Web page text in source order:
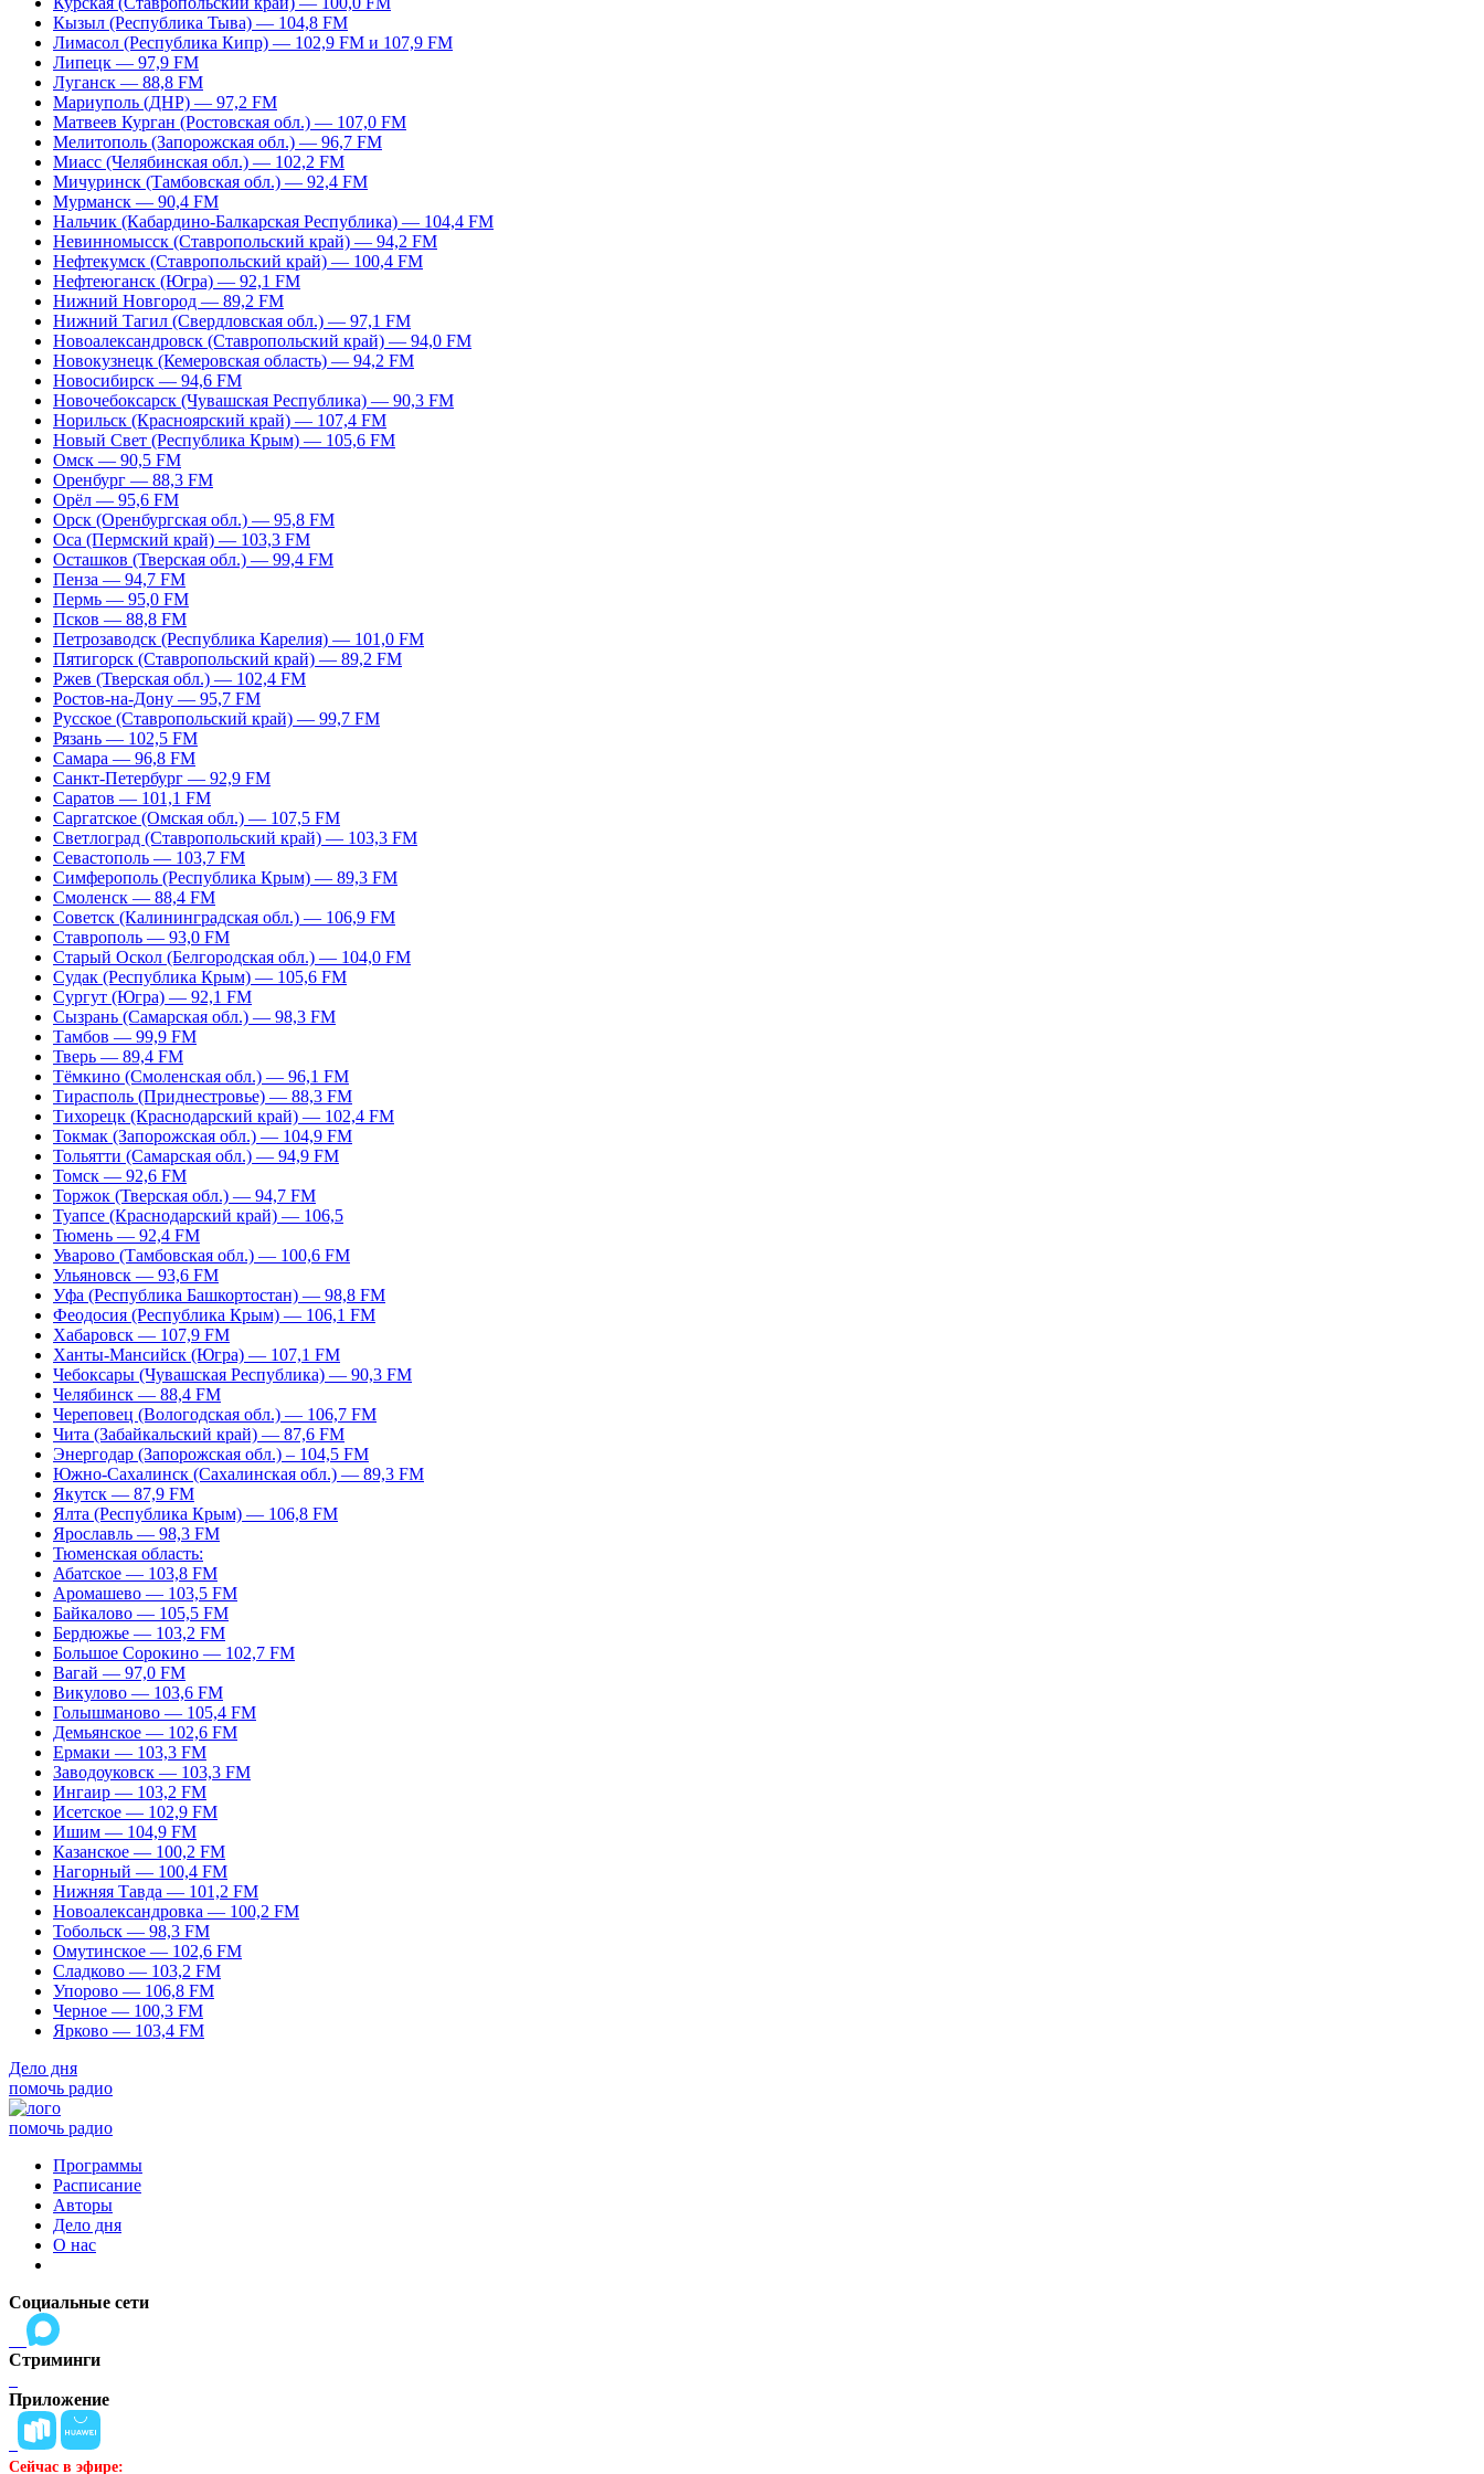
Кызыл (Республика Тыва) — 104,8 FM
Лимасол (Республика Кипр) — 102,9 FM и 107,9 FM
Липецк — 97,9 FM
Луганск — 88,8 FM
Мариуполь (ДНР) — 97,2 FM
Матвеев Курган (Ростовская обл.) — 107,0 FM
Мелитополь (Запорожская обл.) — 96,7 FM
Миасс (Челябинская обл.) — 102,2 FM
Мичуринск (Тамбовская обл.) — 92,4 FM
Мурманск — 90,4 FM
Нальчик (Кабардино-Балкарская Республика) — 104,4 FM
Невинномысск (Ставропольский край) — 94,2 FM
Нефтекумск (Ставропольский край) — 100,4 FM
Нефтеюганск (Югра) — 92,1 FM
Нижний Новгород — 89,2 FM
Нижний Тагил (Свердловская обл.) — 97,1 FM
Новоалександровск (Ставропольский край) — 94,0 FM
Новокузнецк (Кемеровская область) — 94,2 FM
Новосибирск — 94,6 FM
Новочебоксарск (Чувашская Республика) — 90,3 FM
Норильск (Красноярский край) — 107,4 FM
Новый Свет (Республика Крым) — 105,6 FM
Омск — 90,5 FM
Оренбург — 88,3 FM
Орёл — 95,6 FM
Орск (Оренбургская обл.) — 95,8 FM
Оса (Пермский край) — 103,3 FM
Осташков (Тверская обл.) — 99,4 FM
Пенза — 94,7 FM
Пермь — 95,0 FM
Псков — 88,8 FM
Петрозаводск (Республика Карелия) — 101,0 FM
Пятигорск (Ставропольский край) — 89,2 FM
Ржев (Тверская обл.) — 102,4 FM
Ростов-на-Дону — 95,7 FM
Русское (Ставропольский край) — 99,7 FM
Рязань — 102,5 FM
Самара — 96,8 FM
Санкт-Петербург — 92,9 FM
Саратов — 101,1 FM
Саргатское (Омская обл.) — 107,5 FM
Светлоград (Ставропольский край) — 103,3 FM
Севастополь — 103,7 FM
Симферополь (Республика Крым) — 89,3 FM
Смоленск — 88,4 FM
Советск (Калининградская обл.) — 106,9 FM
Ставрополь — 93,0 FM
Старый Оскол (Белгородская обл.) — 104,0 FM
Судак (Республика Крым) — 105,6 FM
Сургут (Югра) — 92,1 FM
Сызрань (Самарская обл.) — 98,3 FM
Тамбов — 99,9 FM
Тверь — 89,4 FM
Тёмкино (Смоленская обл.) — 96,1 FM
Тирасполь (Приднестровье) — 88,3 FM
Тихорецк (Краснодарский край) — 102,4 FM
Токмак (Запорожская обл.) — 104,9 FM
Тольятти (Самарская обл.) — 94,9 FM
Томск — 92,6 FM
Торжок (Тверская обл.) — 94,7 FM
Туапсе (Краснодарский край) — 106,5
Тюмень — 92,4 FM
Уварово (Тамбовская обл.) — 100,6 FM
Ульяновск — 93,6 FM
Уфа (Республика Башкортостан) — 98,8 FM
Феодосия (Республика Крым) — 106,1 FM
Хабаровск — 107,9 FM
Ханты-Мансийск (Югра) — 107,1 FM
Чебоксары (Чувашская Республика) — 90,3 FM
Челябинск — 88,4 FM
Череповец (Вологодская обл.) — 106,7 FM
Чита (Забайкальский край) — 87,6 FM
Энергодар (Запорожская обл.) – 104,5 FM
Южно-Сахалинск (Сахалинская обл.) — 89,3 FM
Якутск — 87,9 FM
Ялта (Республика Крым) — 106,8 FM
Ярославль — 98,3 FM
Тюменская область:
Абатское — 103,8 FM
Аромашево — 103,5 FM
Байкалово — 105,5 FM
Бердюжье — 103,2 FM
Большое Сорокино — 102,7 FM
Вагай — 97,0 FM
Викулово — 103,6 FM
Голышманово — 105,4 FM
Демьянское — 102,6 FM
Ермаки — 103,3 FM
Заводоуковск — 103,3 FM
Ингаир — 103,2 FM
Исетское — 102,9 FM
Ишим — 104,9 FM
Казанское — 100,2 FM
Нагорный — 100,4 FM
Нижняя Тавда — 101,2 FM
Новоалександровка — 100,2 FM
Тобольск — 98,3 FM
Омутинское — 102,6 FM
Сладково — 103,2 FM
Упорово — 106,8 FM
Черное — 100,3 FM
Ярково — 103,4 FM
Дело дня
помочь радио
помочь радио
Программы
Расписание
Авторы
Дело дня
О нас
Социальные сети
Стриминги
Приложение
Сейчас в эфире: